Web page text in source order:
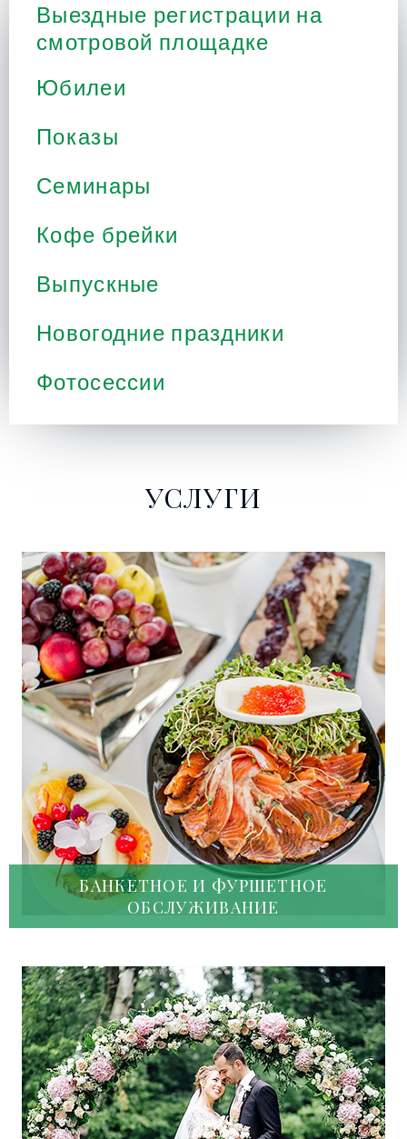
Выездные регистрации на
смотровой площадке
Юбилеи
Показы
Семинары
Кофе брейки
Выпускные
Новогодние праздники
Фотосессии
УСЛУГИ
БАНКЕТНОЕ И ФУРШЕТНОЕ
ОБСЛУЖИВАНИЕ